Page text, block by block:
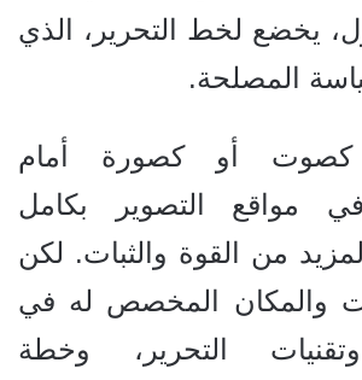
يخضع لخط التحرير، الذي
المصلحة.
كصوت أو كصورة أمام
مواقع التصوير بكامل
من القوة والثبات. لكن
والمكان المخصص له في
وتقنيات التحرير، وخطة